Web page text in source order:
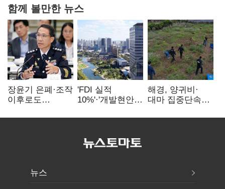
함께 볼만한 뉴스
장윤기 은폐·조작
이후로도
내부비위…경찰
'FDI 실적
10%'·'개발현안
인천경제청장
해경, 양귀비·
대마 집중단속…
249명 검거
뉴스